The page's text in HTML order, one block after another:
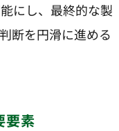
にし、最終的な製
断を円滑に進める
要素